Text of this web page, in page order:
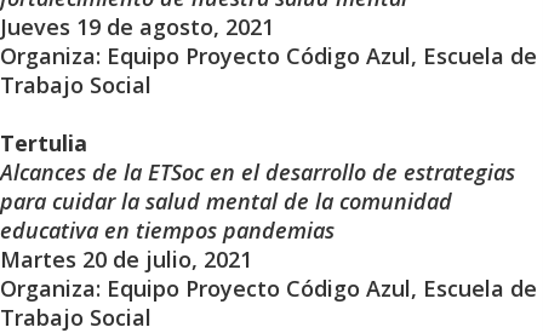
Jueves 19 de agosto, 2021
Organiza: Equipo Proyecto Código Azul, Escuela de
Trabajo Social
Tertulia
Alcances de la ETSoc en el desarrollo de estrategias
para cuidar la salud mental de la comunidad
educativa en tiempos pandemias
Martes 20 de julio, 2021
Organiza: Equipo Proyecto Código Azul, Escuela de
Trabajo Social